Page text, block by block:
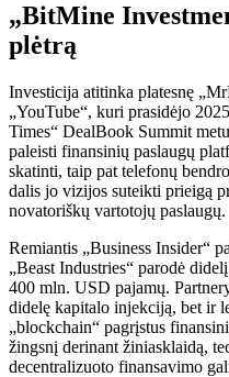
„BitMine
plėtrą
Investicija atitinka platesnę
„YouTube“, kuri prasidėjo
Times“ DealBook Summit
paleisti finansinių paslaugų
skatinti, taip pat telefonų
dalis jo vizijos suteikti prieigą
novatoriškų vartotojų paslaugų.
Remiantis „Business Insider“
„Beast Industries“ parodė
400 mln. USD pajamų.
didelę kapitalo injekciją, bet ir
„blockchain“ pagrįstus
žingsnį derinant žiniasklaidą,
decentralizuoto finansavimo